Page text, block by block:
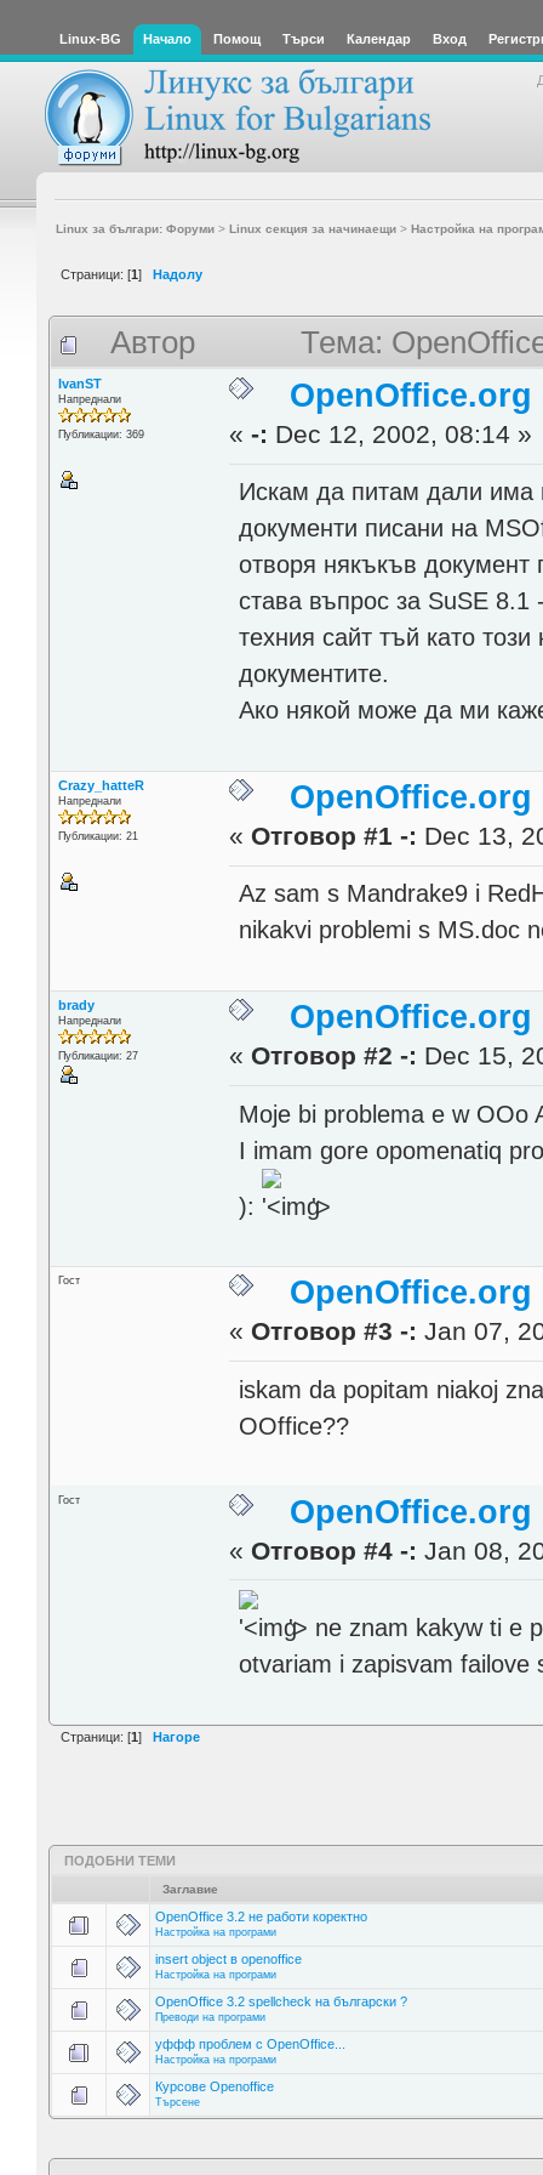
Linux-BG Начало Помощ Търси Календар Вход
Linux за българи: Форуми> Linux секция за начинаещи> Настройка на
Страници: [1] Надолу
Автор Тема:
IvanST
Напреднали
Публикации: 369
OpenOffice.org
«-: Dec 12, 2002, 08:14 »
Искам да питам дали има
документи писани на
отворя някъкъв документ
става въпрос за SuSE 8.1
техния сайт тъй като
документите.
Ако някой може да ми
Crazy_hatteR
Напреднали
Публикации: 21
OpenOffice.org
« Отговор #1 -: Dec 13,
Az sam s Mandrake9 i
nikakvi problemi s MS.doc
brady
Напреднали
Публикации: 27
OpenOffice.org
« Отговор #2 -: Dec 15,
Moje bi problema e w OOo
I imam gore opomenatiq
): '>
Гост OpenOffice.org
« Отговор #3 -: Jan 07,
iskam da popitam niakoj
OOffice??
Гост OpenOffice.org
« Отговор #4 -: Jan 08,
'> ne znam kakyw ti e
otvariam i zapisvam failove
Страници: [1 ] Нагоре
ПОДОБНИ ТЕМИ
Заглавие
OpenOffice 3.2 не работи коректно
Настройка на програми
insert object в openoffice
Настройка на програми
OpenOffice 3.2 spellcheck на български ?
Преводи на програми
уффф проблем с OpenOffice...
Настройка на програми
Курсове Openoffice
Търсене